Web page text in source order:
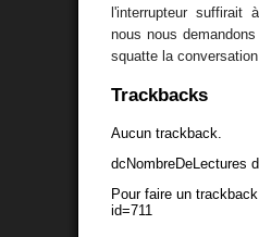
l'interrupteur suffirait
nous nous
squatte la
Trackbacks
Aucun trackback.
dcNombreDeLectures
Pour faire un
id=711